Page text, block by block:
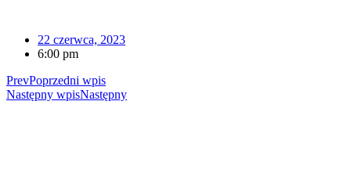
22 czerwca, 2023
6:00 pm
PrevPoprzedni wpis
Następny wpisNastępny